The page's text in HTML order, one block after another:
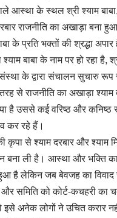
आस्था के स्थल श्री श्याम
राजनीति का अखाड़ा बना
के प्रति भक्तों की श्रद्धा
श्याम बाबा के नाम पर हो रहा है,
के द्वारा संचालन सुचारु
से राजनीति का अखाड़ा श्याम
है उससे कई वरिष्ठ और कनिष्ठ
कर रहे हैं।
कृपा से श्याम दरबार और श्याम
बना ली है। आस्था और भक्ति
हुआ है लेकिन जब बेवजह का विवाद
समिति को कोर्ट-कचहरी का
इसे अनेक लोगों ने उचित करार